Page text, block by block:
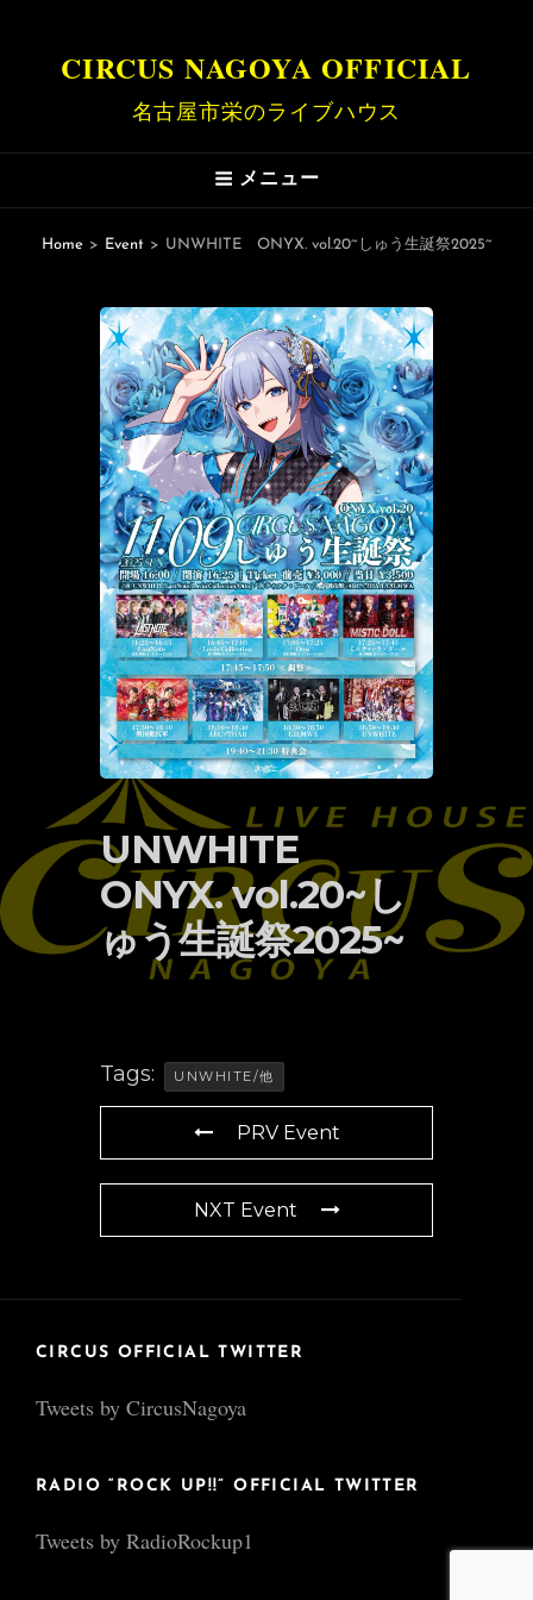
CIRCUS NAGOYA OFFICIAL
名古屋市栄のライブハウス
メニュー
Home > Event > UNWHITE ONYX. vol.20~しゅう生誕祭2025~
UNWHITE
ONYX. vol.20~し
ゅう生誕祭2025~
Tags: UNWHITE/他
PRV Event
NXT Event
CIRCUS OFFICIAL TWITTER
Tweets by CircusNagoya
RADIO “ROCK UP!!” OFFICIAL TWITTER
Tweets by RadioRockup1